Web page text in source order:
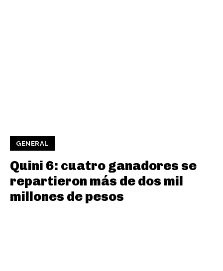
GENERAL
Quini 6: cuatro ganadores se
repartieron más de dos mil
millones de pesos